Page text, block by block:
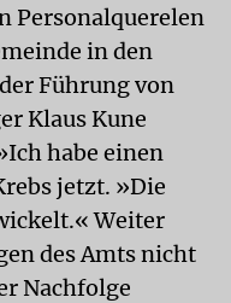
Personalquerelen
in den
Führung von
Klaus Kune
habe einen
jetzt. »Die
Weiter
des Amts nicht
Nachfolge